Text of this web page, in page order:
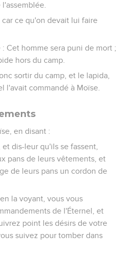
ce qu'on devait lui faire
Cet homme sera puni de mort ;
hors du camp.
sortir du camp, et le lapida,
l'avait commandé à Moïse.
en disant :
dis-leur qu'ils se fassent,
pans de leurs vêtements, et
de leurs pans un cordon de
la voyant, vous vous
de l'Éternel, et
point les désirs de votre
suivez pour tomber dans